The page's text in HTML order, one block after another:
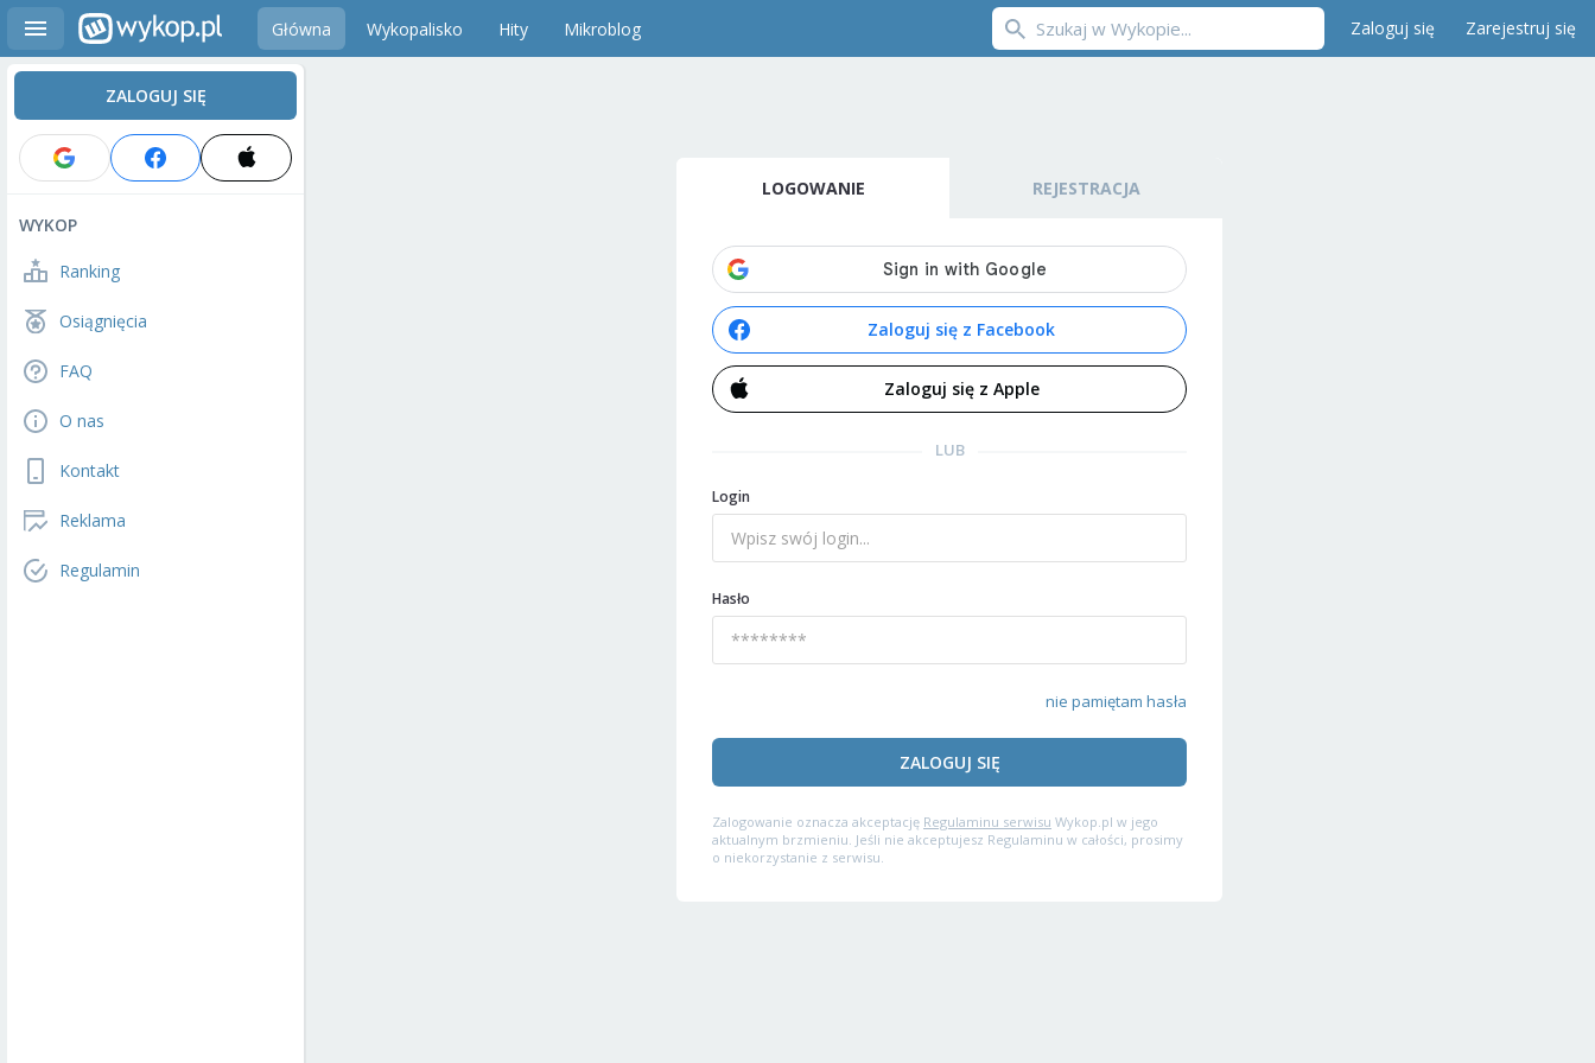
Główna Wykopalisko Hity Mikroblog Zaloguj się Zarejestruj się
ZALOGUJ SIĘ
WYKOP
Ranking
Osiągnięcia
FAQ
O nas
Kontakt
Reklama
Regulamin
LOGOWANIE REJESTRACJA
Zaloguj się z Facebook
Zaloguj się z Apple
LUB
Login
Hasło
nie pamiętam hasła
ZALOGUJ SIĘ
Zalogowanie oznacza akceptację Regulaminu serwisu Wykop.pl w jego
aktualnym brzmieniu. Jeśli nie akceptujesz Regulaminu w całości, prosimy
o niekorzystanie z serwisu.